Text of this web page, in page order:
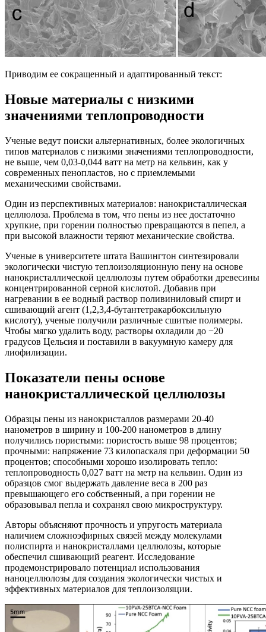
Приводим ее сокращенный и адаптированный текст:
Новые материалы с низкими
значениями теплопроводности
Ученые ведут поиски альтернативных, более экологичных
типов материалов с низкими значениями теплопроводности,
не выше, чем 0,03-0,044 ватт на метр на кельвин, как у
современных пенопластов, но с приемлемыми
механическими свойствами.
Один из перспективных материалов: нанокристаллическая
целлюлоза. Проблема в том, что пены из нее достаточно
хрупкие, при горении полностью превращаются в пепел, а
при высокой влажности теряют механические свойства.
Ученые в университете штата Вашингтон синтезировали
экологически чистую теплоизоляционную пену на основе
нанокристаллической целлюлозы путем обработки древесины
концентрированной серной кислотой. Добавив при
нагревании в ее водный раствор поливиниловый спирт и
сшивающий агент (1,2,3,4-бутантетракарбоксильную
кислоту), ученые получили различные сшитые полимеры.
Чтобы мягко удалить воду, растворы охладили до −20
градусов Цельсия и поставили в вакуумную камеру для
лиофилизации.
Показатели пены основе
нанокристаллической целлюлозы
Образцы пены из нанокристаллов размерами 20-40
нанометров в ширину и 100-200 нанометров в длину
получились пористыми: пористость выше 98 процентов;
прочными: напряжение 73 килопаскаля при деформации 50
процентов; способными хорошо изолировать тепло:
теплопроводность 0,027 ватт на метр на кельвин. Один из
образцов смог выдержать давление веса в 200 раз
превышающего его собственный, а при горении не
образовывал пепла и сохранял свою микроструктуру.
Авторы объясняют прочность и упругость материала
наличием сложноэфирных связей между молекулами
полиспирта и нанокристаллами целлюлозы, которые
обеспечил сшивающий реагент. Исследование
продемонстрировало потенциал использования
наноцеллюлозы для создания экологически чистых и
эффективных материалов для теплоизоляции.